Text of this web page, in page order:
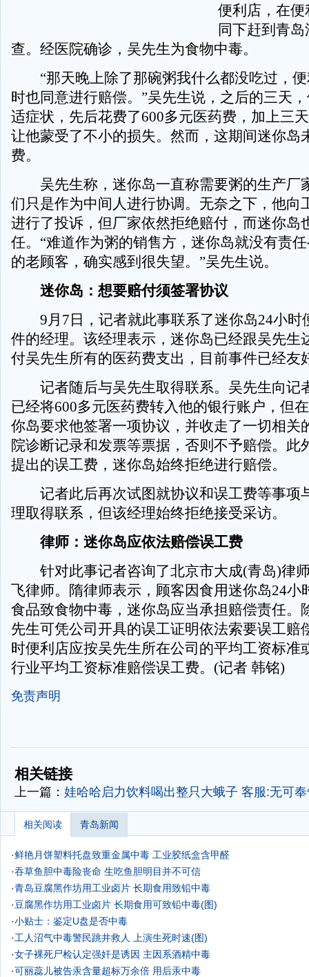
便利店，在
同下赶到青
查。经医院确诊，吴先生为食物中毒。
“那天晚上除了那碗粥我什么都没吃过，便
时也同意进行赔偿。”吴先生说，之后的三天
适症状，先后花费了600多元医药费，加上三
让他蒙受了不小的损失。然而，这期间迷你岛
费。
吴先生称，迷你岛一直称需要粥的生产厂
们只是作为中间人进行协调。无奈之下，他向
进行了投诉，但厂家依然拒绝赔付，而迷你岛
任。“难道作为粥的销售方，迷你岛就没有责
的老顾客，确实感到很失望。”吴先生说。
迷你岛：想要赔付须签署协议
9月7日，记者就此事联系了迷你岛24小时
件的经理。该经理表示，迷你岛已经跟吴先生
付吴先生所有的医药费支出，目前事件已经友
记者随后与吴先生取得联系。吴先生向记
已经将600多元医药费转入他的银行账户，但
你岛要求他签署一项协议，并收走了一切相关
院诊断记录和发票等票据，否则不予赔偿。此
提出的误工费，迷你岛始终拒绝进行赔偿。
记者此后再次试图就协议和误工费等事项
理取得联系，但该经理始终拒绝接受采访。
律师：迷你岛应依法赔偿误工费
针对此事记者咨询了北京市大成(青岛)律
飞律师。隋律师表示，顾客因食用迷你岛24小
食品致食物中毒，迷你岛应当承担赔偿责任。
先生可凭公司开具的误工证明依法索要误工赔
时便利店应按吴先生所在公司的平均工资标准
行业平均工资标准赔偿误工费。(记者 韩铭)
免责声明
-
相关链接
上一篇： 娃哈哈启力饮料喝出整只大蛾子 客服:无可
相关阅读 青岛新闻
·鲜艳月饼塑料托盘致重金属中毒 工业胶纸盒含甲醛
·吞草鱼胆中毒险丧命 生吃鱼胆明目并不可信
·青岛豆腐黑作坊用工业卤片 长期食用致铅中毒
·豆腐黑作坊用工业卤片 长期食用可致铅中毒(图)
·小贴士：鉴定U盘是否中毒
·工人沼气中毒警民跳井救人 上演生死时速(图)
·女子裸死尸检认定强奸是诱因 主因系酒精中毒
·可丽蕊儿被告汞含量超标万余倍 用后汞中毒